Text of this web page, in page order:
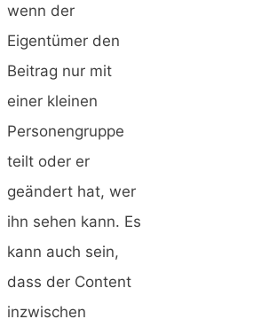
wenn der
Eigentümer den
Beitrag nur mit
einer kleinen
Personengruppe
teilt oder er
geändert hat, wer
ihn sehen kann. Es
kann auch sein,
dass der Content
inzwischen